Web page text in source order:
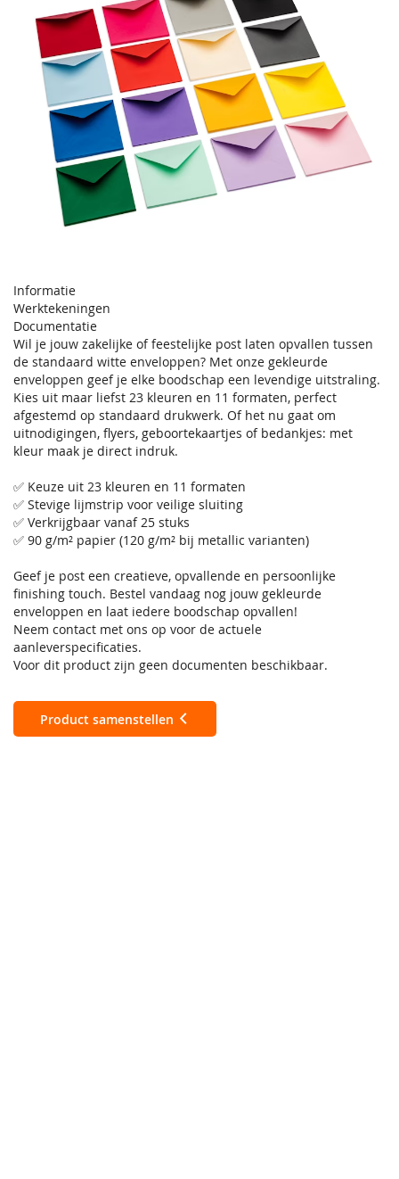
Informatie
Werktekeningen
Documentatie
Wil je jouw zakelijke of feestelijke post laten opvallen tussen
de standaard witte enveloppen? Met onze gekleurde
enveloppen geef je elke boodschap een levendige uitstraling.
Kies uit maar liefst 23 kleuren en 11 formaten, perfect
afgestemd op standaard drukwerk. Of het nu gaat om
uitnodigingen, flyers, geboortekaartjes of bedankjes: met
kleur maak je direct indruk.
✅ Keuze uit 23 kleuren en 11 formaten
✅ Stevige lijmstrip voor veilige sluiting
✅ Verkrijgbaar vanaf 25 stuks
✅ 90 g/m² papier (120 g/m² bij metallic varianten)
Geef je post een creatieve, opvallende en persoonlijke
finishing touch. Bestel vandaag nog jouw gekleurde
enveloppen en laat iedere boodschap opvallen!
Neem contact met ons op voor de actuele
aanleverspecificaties.
Voor dit product zijn geen documenten beschikbaar.
Product samenstellen